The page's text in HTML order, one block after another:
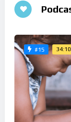
#15 34:10